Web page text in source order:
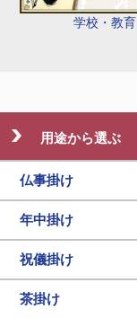
学校・教育
用途から選ぶ
仏事掛け
年中掛け
祝儀掛け
茶掛け